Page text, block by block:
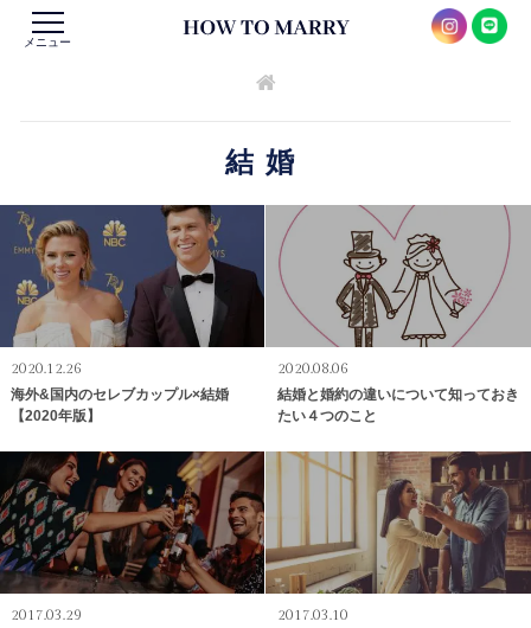
メニュー
結婚
2020.12.26
海外&国内のセレブカップル×結婚
【2020年版】
2020.08.06
結婚と婚約の違いについて知っておき
たい４つのこと
2017.03.29
2017.03.10